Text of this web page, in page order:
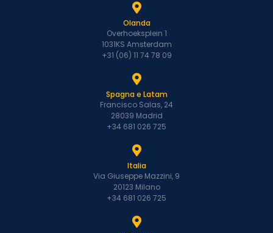
Olanda
Overhoeksplein 1
1031KS Amsterdam
+31 (06) 11 74 78 09
Spagna e Latam
Francisco Salas, 24
28039 Madrid
+34 681 026 725
Italia
Via Giuseppe Mazzini, 9
20123 Milano
+34 681 026 725